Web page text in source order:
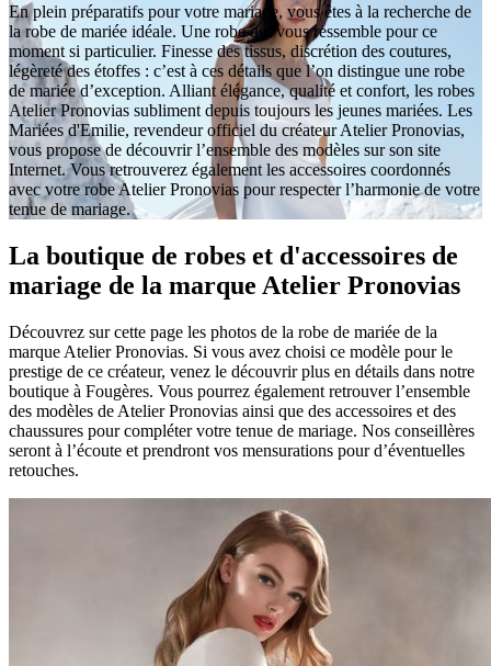
En plein préparatifs pour votre mariage, vous êtes à la recherche de
la robe de mariée idéale. Une robe qui vous ressemble pour ce
moment si particulier. Finesse des tissus, discrétion des coutures,
légèreté des étoffes : c’est à ces détails que l’on distingue une robe
de mariée d’exception. Alliant élégance, qualité et confort, les robes
Atelier Pronovias subliment depuis toujours les jeunes mariées. Les
Mariées d'Emilie, revendeur officiel du créateur Atelier Pronovias,
vous propose de découvrir l’ensemble des modèles sur son site
Internet. Vous retrouverez également les accessoires coordonnés
avec votre robe Atelier Pronovias pour respecter l’harmonie de votre
tenue de mariage.
La boutique de robes et d'accessoires de
mariage de la marque Atelier Pronovias
Découvrez sur cette page les photos de la robe de mariée de la
marque Atelier Pronovias. Si vous avez choisi ce modèle pour le
prestige de ce créateur, venez le découvrir plus en détails dans notre
boutique à Fougères. Vous pourrez également retrouver l’ensemble
des modèles de Atelier Pronovias ainsi que des accessoires et des
chaussures pour compléter votre tenue de mariage. Nos conseillères
seront à l’écoute et prendront vos mensurations pour d’éventuelles
retouches.